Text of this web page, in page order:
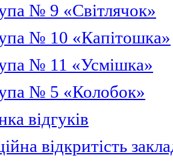
№ 9 «Світлячок»
№ 10 «Капітошка»
№ 11 «Усмішка»
№ 5 «Колобок»
відгуків
відкритість